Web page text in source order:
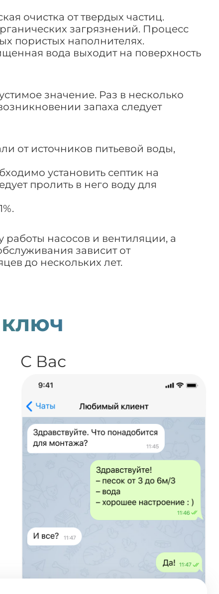
очистка от твердых частиц.
загрязнений. Процесс
пористых наполнителях.
вода выходит на поверхность
значение. Раз в несколько
запаха следует
от источников питьевой воды,
установить септик на
пролить в него воду для
работы насосов и вентиляции, а
зависит от
до нескольких лет.
С Вас